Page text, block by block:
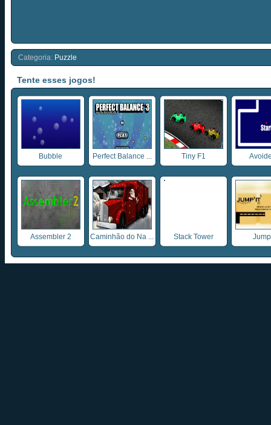
Categoria: Puzzle
Tente esses jogos!
Bubble Perfect Balance ... Tiny F1
Assembler 2 Caminhão do Na ... Stack Tower